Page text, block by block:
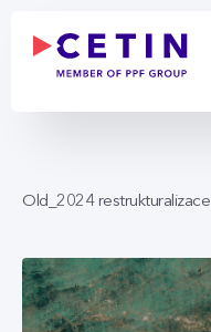
Old_2024 restrukturalizace